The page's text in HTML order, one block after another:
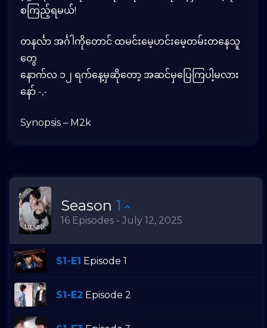
စကြည့်ရမယ်!
တနင်္လာ အင်္ဂါကိုတောင် ထမင်းမေ့ဟင်းမေ့တမ်းတနေသူ
တွေ
နောက်လ ၁၂ ရက်နေ့မှဆိုတော့ အဆင်မှပြေကြပါ့မလား
နော် -,-
Synopsis – M2k
Season 1
16 Episodes - July 12, 2025
S1-E1 Episode 1
S1-E2 Episode 2